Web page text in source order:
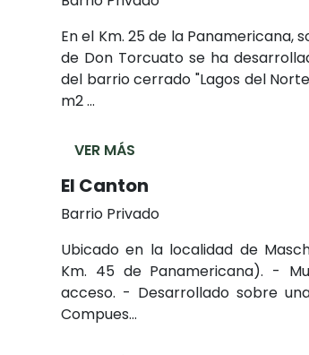
En el Km. 25 de la
de Don Torcuato se ha
del barrio cerrado "Lagos del
m2 ...
VER MÁS
El Canton
Barrio Privado
Ubicado en la localidad de
Km. 45 de Panamericana). -
acceso. - Desarrollado sobre
Compues...